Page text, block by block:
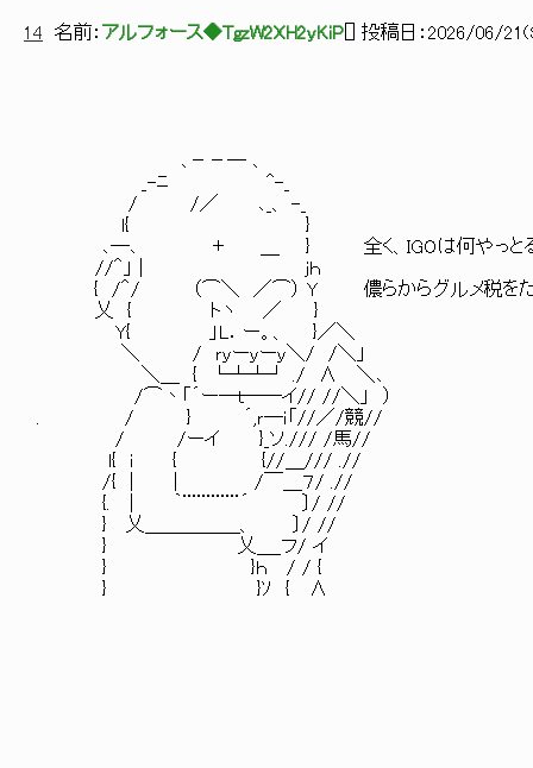
14 名前： アルフォース◆TgzW2XH2yKiP ] 投稿日： 2026/06/
､－－― ､
_-ﾆ ^-_
/ /／ ､_、 -_
l{ }
､―､ ＋ ＿ } 全く、IGOは何やっとるんじ
//＾」 | ｊｈ
{ /＾/ （⌒＼ ／⌒） Y 儂らからグルメ税をたんま
乂 { トヽ ／ }
Y{ 」L．ー。、 }／＼
＼ / ｒｙーｙーｙ＼/ /＼」
＼＿ { └┴┴┘ ./ ∧ ＼､
/⌒丶「´ー―ｔ――イ// //＼」 ）
. / } ´,ｒ―ｉ「//／/競//
/ /ーイ }_ソ./// /馬//
l{ i { {//＿/// .//
/{ | | /￣＿７/ .//
{. | ｀¨¨¨¨¨¨´ 〕/ //
} 乂＿＿＿＿＿、 〕/ //
} 乂＿_フ/ イ
} }ｈ / / {
} }ｿ { ∧